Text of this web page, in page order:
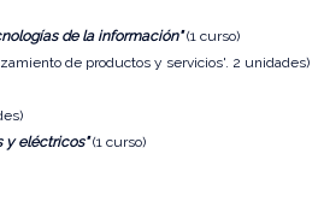
de la información"(1 curso)
de productos y servicios'. 2 unidades)
y eléctricos"(1 curso)